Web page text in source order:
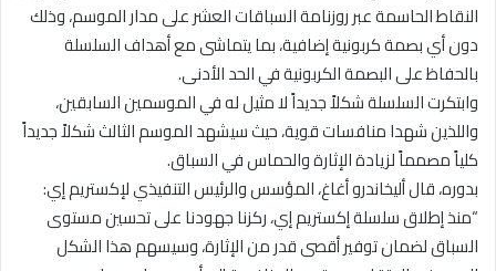
النقاط الحاسمة عبر روزنامة السباقات العشر على مدار الموسم، وذلك
دون أي بصمة كربونية إضافية، بما يتماشى مع أهداف السلسلة
بالحفاظ على البصمة الكربونية في الحد الأدنى.
وابتكرت السلسلة شكلاً جديداً لا مثيل له في الموسمين السابقين،
واللذين شهدا منافسات قوية، حيث سيشهد الموسم الثالث شكلاً جديداً
كلياً مصمماً لزيادة الإثارة والحماس في السباق.
بدوره، قال أليخاندرو أغاغ، المؤسس والرئيس التنفيذي لإكستريم إي:
“منذ إطلاق سلسلة إكستريم إي، ركزنا جهودنا على تحسين مستوى
السباق لضمان توفير أقصى قدر من الإثارة، وسيسهم هذا الشكل